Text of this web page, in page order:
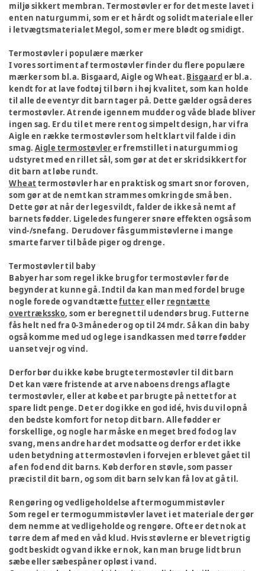
miljø sikkert membran. Termostøvler er for det meste lavet i
enten naturgummi, som er et hårdt og solidt materiale eller
i letvægtsmaterialet Megol, som er mere blødt og smidigt.
Termostøvler i populære mærker
I vores sortiment af termostøvler finder du flere populære
mærker som bl.a. Bisgaard, Aigle og Wheat. Bisgaarder bl.a.
kendt for at lave fodtøj til børn i høj kvalitet, som kan holde
til alle de eventyr dit barn tager på. Dette gælder også deres
termostøvler. At rende igennem mudder og våde blade bliver
ingen sag. Er du til et mere rent og simpelt design, har vi fra
Aigle en række termostøvler som helt klart vil falde i din
smag. Aigle termostøvlerer fremstillet i naturgummi og
udstyret med en rillet sål, som gør at det er skridsikkert for
dit barn at løbe rundt.
Wheattermostøvler har en praktisk og smart snor foroven,
som gør at de nemt kan strammes omkring de små ben.
Dette gør at når der leges vildt, falder de ikke så nemt af
barnets fødder. Ligeledes fungerer snøre effekten også som
vind-/snefang. Derudover fås gummistøvlerne i mange
smarte farver til både piger og drenge.
Termostøvler til baby
Babyer har som regel ikke brug for termostøvler før de
begynder at kunne gå. Indtil da kan man med fordel bruge
nogle forede og vandtættefuttereller regntætte
overtrækssko, som er beregnet til udendørs brug. Futterne
fås helt ned fra 0-3 måneder og op til 24 mdr. Så kan din baby
også komme med ud og lege i sandkassen med tørre fødder
uanset vejr og vind.
Derfor bør du ikke købe brugte termostøvler til dit barn
Det kan være fristende at arve naboens drengs aflagte
termostøvler, eller at købe et par brugte på nettet for at
spare lidt penge. Det er dog ikke en god idé, hvis du vil opnå
den bedste komfort for netop dit barn. Alle fødder er
forskellige, og nogle har måske en meget bred fod og lav
svang, mens andre har det modsatte og derfor er det ikke
uden betydning at termostøvlen i forvejen er blevet gået til
af en fod end dit barns. Køb derfor en støvle, som passer
præcis til dit barn, og som dit barn selv kan få lov at gå til.
Rengøring og vedligeholdelse af termogummistøvler
Som regel er termogummistøvler lavet i et materiale der gør
dem nemme at vedligeholde og rengøre. Ofte er det nok at
tørre dem af med en våd klud. Hvis støvlerne er blevet rigtig
godt beskidt og vand ikke er nok, kan man bruge lidt brun
sæbe eller sæbespåner opløst i vand.